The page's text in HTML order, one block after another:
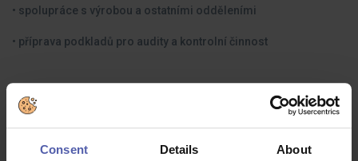
Consent Details About
• spolupráce s výrobou a ostatními odděleními
• příprava podkladů pro audity a kontrolní činnost
• zkušenosti v oblasti kvality